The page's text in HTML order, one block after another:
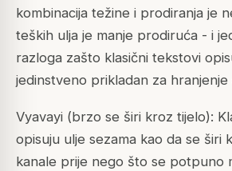
kombinacija težine i prodiranja je
teških ulja je manje prodiruća - i
razloga zašto klasični tekstovi
jedinstveno prikladan za hranjenje
Vyavayi (brzo se širi kroz tijelo):
opisuju ulje sezama kao da se širi
kanale prije nego što se potpuno